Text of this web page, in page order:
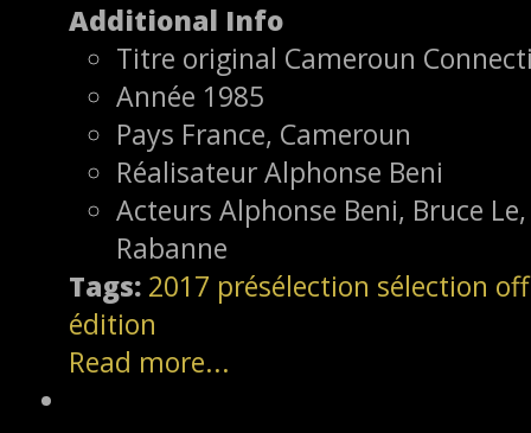
Additional Info
Titre original Cameroun
Année 1985
Pays France, Cameroun
RéalisateurAlphonse Beni
Acteurs Alphonse Beni, Bruce
Rabanne
Tags: 2017 présélection sélection
édition
Read more...